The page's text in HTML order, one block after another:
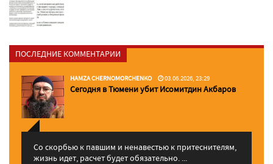
ПОСЛЕДНИЕ КОММЕНТАРИИ
HAMZA CHERNOMORCHENKO 03.06.2026, 23:29
Сегодня в Тюмени убит Исомитдин Акбаров
Со скорбью к павшим и ненавестью к притеснителям,
жизнь идет, расчет будет обязательно. ...